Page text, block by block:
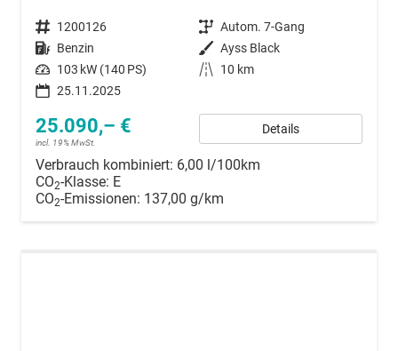
Fahrzeugnummer 1200126 Getriebe Autom. 7-Gang
Kraftstoff Benzin Außenfarbe Ayss Black
Leistung 103 kW (140 PS) Kilometerstand
10 km
25.11.2025
25.090,– €
incl. 19% MwSt.
Details
Verbrauch kombiniert: 6,00 l/100km
CO2-Klasse: E
CO2-Emissionen: 137,00 g/km